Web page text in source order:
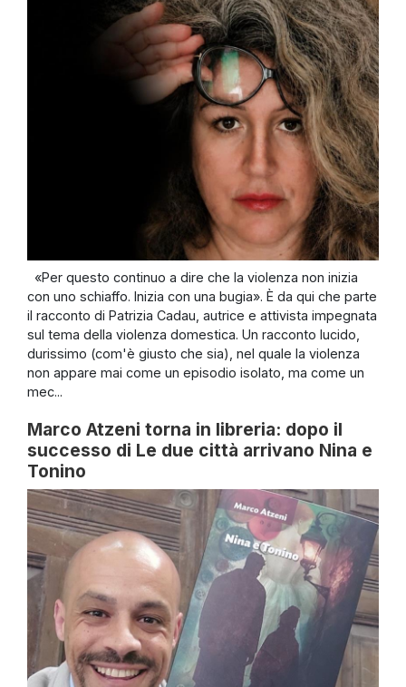
«Per questo continuo a dire che la violenza non inizia
con uno schiaffo. Inizia con una bugia». È da qui che parte
il racconto di Patrizia Cadau, autrice e attivista impegnata
sul tema della violenza domestica. Un racconto lucido,
durissimo (com'è giusto che sia), nel quale la violenza
non appare mai come un episodio isolato, ma come un
mec...
Marco Atzeni torna in libreria: dopo il
successo di Le due città arrivano Nina e
Tonino